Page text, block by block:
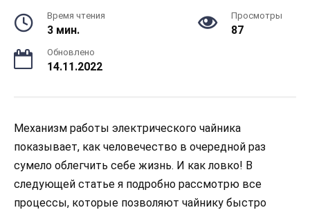
Время чтения
3 мин.
Просмотры
87
Обновлено
14.11.2022
Механизм работы электрического чайника
показывает, как человечество в очередной раз
сумело облегчить себе жизнь. И как ловко! В
следующей статье я подробно рассмотрю все
процессы, которые позволяют чайнику быстро